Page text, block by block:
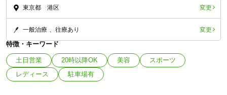
東京都 港区 変更
一般治療 往療あり 変更
特徴・キーワード
土日営業 20時以降OK 美容
スポーツ
レディース
駐車場有
「健康にはりを見た」